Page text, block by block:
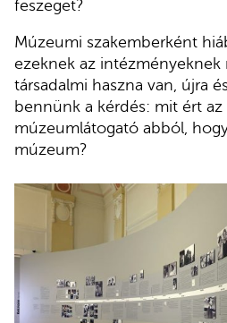
feszeget?
Múzeumi szakemberként
ezeknek az intézményeknek
társadalmi haszna van, újra
bennünk a kérdés: mit ért az
múzeumlátogató abból,
múzeum?